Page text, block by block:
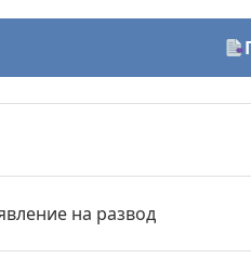
на развод